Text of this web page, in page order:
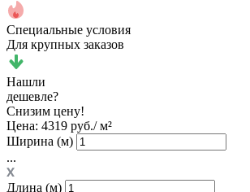
Специальные условия
Для крупных заказов
Нашли
дешевле?
Снизим цену!
Цена: 4319 руб./ м²
Ширина (м)
...
Длина (м)